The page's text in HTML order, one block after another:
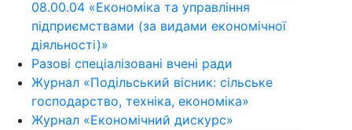
08.00.04 «Економіка та управління
підприємствами (за видами економічної
діяльності)»
Разові спеціалізовані вчені ради
Журнал «Подільський вісник: сільське
господарство, техніка, економіка»
Журнал «Економічний дискурс»